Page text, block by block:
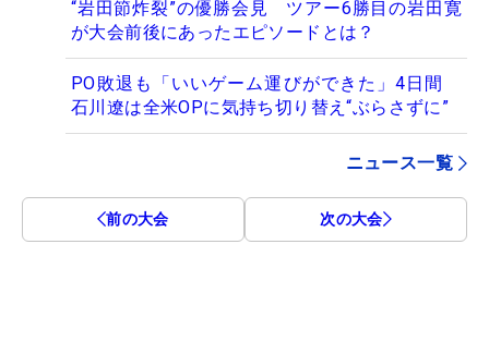
“岩田節炸裂”の優勝会見 ツアー6勝目の岩田寛
が大会前後にあったエピソードとは？
PO敗退も「いいゲーム運びができた」4日間
石川遼は全米OPに気持ち切り替え“ぶらさずに”
ニュース一覧
前の大会 次の大会